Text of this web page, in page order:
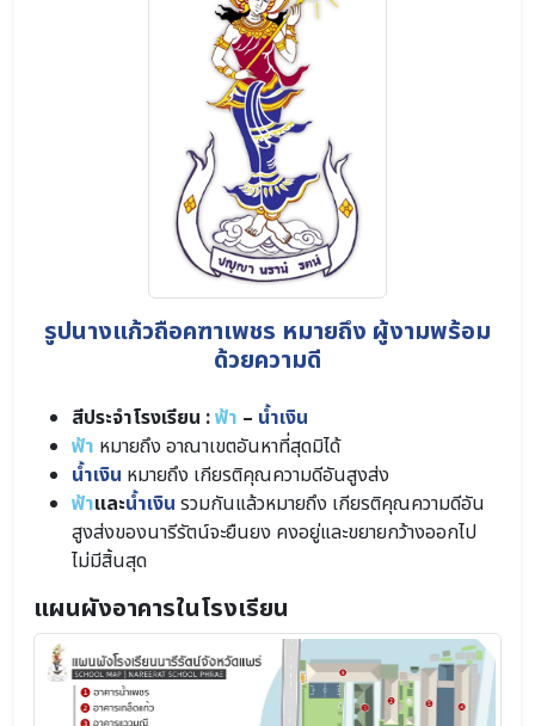
รูปนางแก้วถือคฑาเพชร หมายถึง ผู้งามพร้อม
ด้วยความดี
สีประจำโรงเรียน :ฟ้า – น้ำเงิน
ฟ้า หมายถึง อาณาเขตอันหาที่สุดมิได้
น้ำเงิน หมายถึง เกียรติคุณความดีอันสูงส่ง
ฟ้าและน้ำเงิน รวมกันแล้วหมายถึง เกียรติคุณความดีอัน
สูงส่งของนารีรัตน์จะยืนยง คงอยู่และขยายกว้างออกไป
ไม่มีสิ้นสุด
แผนผังอาคารในโรงเรียน